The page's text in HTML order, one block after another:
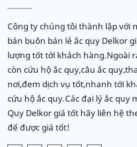
Công ty chúng tôi thành lập với
bán buôn bán lẻ ắc quy Delkor
lượng tốt tới khách hàng.Ngoài
còn cứu hộ ắc quy,câu ắc
nơi,đem dịch vụ tốt,nhanh tới
cứu hộ ắc quy.Các đại lý ắc quy
Quy Delkor giá tốt hãy liên hệ
để được giá tốt!